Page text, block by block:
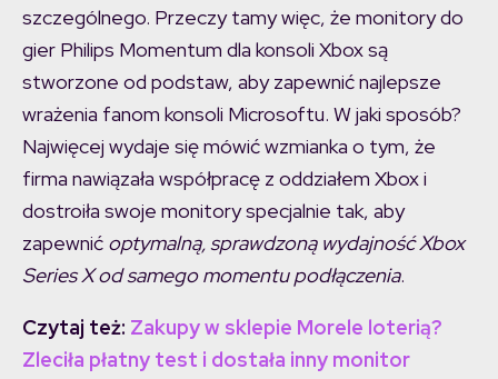
szczególnego. Przeczy tamy więc, że monitory do
gier Philips Momentum dla konsoli Xbox są
stworzone od podstaw, aby zapewnić najlepsze
wrażenia fanom konsoli Microsoftu. W jaki sposób?
Najwięcej wydaje się mówić wzmianka o tym, że
firma nawiązała współpracę z oddziałem Xbox i
dostroiła swoje monitory specjalnie tak, aby
zapewnić optymalną, sprawdzoną wydajność Xbox
Series X od samego momentu podłączenia.
Czytaj też: Zakupy w sklepie Morele loterią?
Zleciła płatny test i dostała inny monitor